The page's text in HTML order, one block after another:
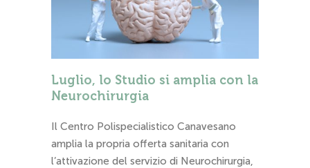
Luglio, lo Studio si amplia con la
Neurochirurgia
Il Centro Polispecialistico Canavesano
amplia la propria offerta sanitaria con
l’attivazione del servizio di Neurochirurgia,